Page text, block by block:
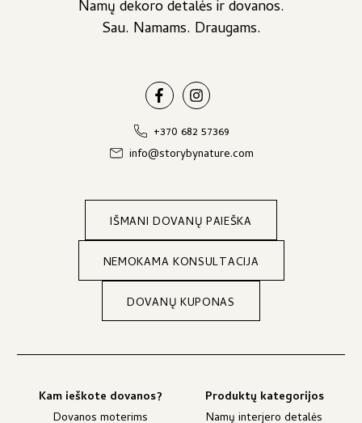
Namų dekoro detalės ir dovanos.
Sau. Namams. Draugams.
+370 682 57369
info@storybynature.com
IŠMANI DOVANŲ PAIEŠKA
NEMOKAMA KONSULTACIJA
DOVANŲ KUPONAS
Kam ieškote dovanos?
Dovanos moterims
Produktų kategorijos
Namų interjero detalės